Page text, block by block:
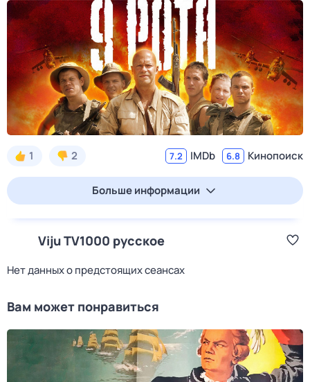
1 2 7.2 IMDb 6.8 Кинопоиск
Больше информации
Viju TV1000 русское
Нет данных о предстоящих сеансах
Вам может понравиться